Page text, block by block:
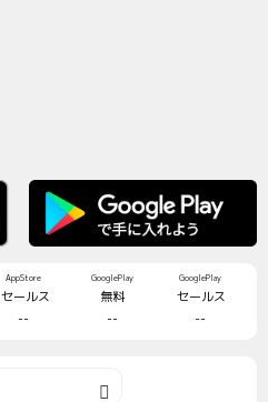
AppStore
セールス
--
GooglePlay
無料
--
GooglePlay
セールス
--